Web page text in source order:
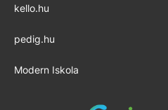
kello.hu
pedig.hu
Modern Iskola